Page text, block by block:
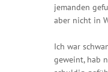
jemanden
aber nicht in
Ich war
geweint, hab